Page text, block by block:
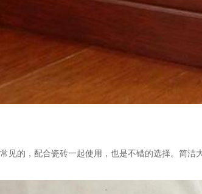
见的，配合瓷砖一起使用，也是不错的选择。简洁